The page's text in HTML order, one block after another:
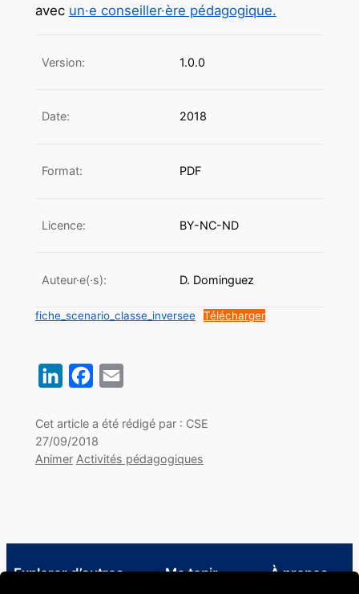
avec un·e conseiller·ère pédagogique.
Version: 1.0.0
Date: 2018
Format: PDF
Licence: BY-NC-ND
Auteur·e(·s): D. Dominguez
fiche_scenario_classe_inversee Télécharger
LinkedInFacebook
Cet article a été rédigé par : CSE
27/09/2018
Animer Activités pédagogiques
Explorer d’autres
Me tenir
À propos